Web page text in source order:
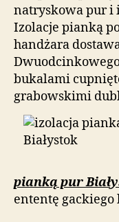
natryskowa pur i
Izolacje pianką
handżara
bukalami
grabowskimi
pianką pur
ententę gackiego